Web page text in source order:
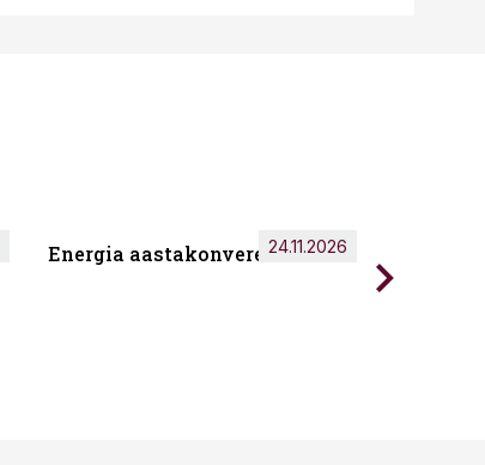
Energia aastakonverents 2026
24.11.2026